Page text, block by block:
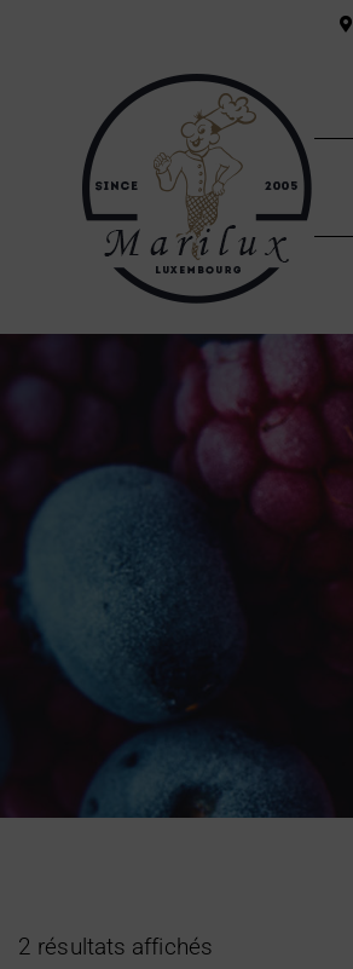
2 résultats affichés